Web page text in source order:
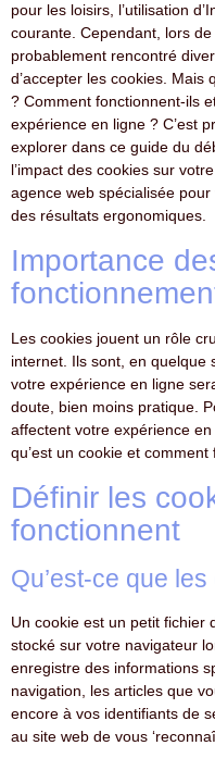
pour les loisirs, l’utilisation
courante. Cependant, lors
probablement rencontré
d’accepter les cookies. Mais
? Comment fonctionnent-ils
expérience en ligne ? C’est
explorer dans ce guide du
l’impact des cookies sur
agence web spécialisée pour
des résultats ergonomiques.
Importance
Les cookies jouent un rôle
internet. Ils sont, en quelque
votre expérience en ligne
doute, bien moins pratique.
affectent votre expérience
qu’est un cookie et
Définir les
fonctionnent
Qu’est-ce que
Un cookie est un petit fichier
stocké sur votre navigateur
enregistre des informations
navigation, les articles que
encore à vos identifiants de
au site web de vous